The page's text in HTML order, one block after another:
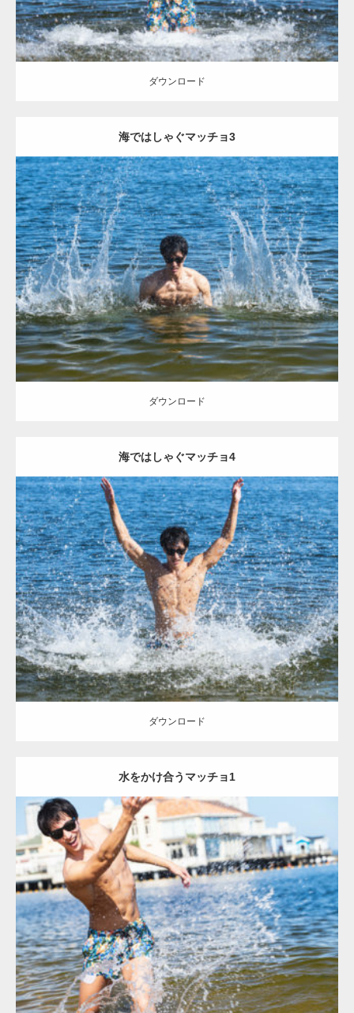
ダウンロード
海ではしゃぐマッチョ3
Update:2021.07.8
Category:海のマッチョ オレンジの人 AKIHITO(細マッチョ) 大胸筋
ダウンロード
ダウンロード
海ではしゃぐマッチョ4
Update:2021.07.8
Category:海のマッチョ
ダウンロード
ダウンロード
水をかけ合うマッチョ1
Update:2021.07.8
Category: 海のマッチョ オレンジの人 AKIHITO(細マッチョ) 腹筋
ダウンロード